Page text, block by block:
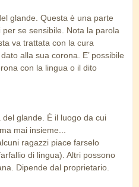
glande. Questa è una parte
se sensibile. Nota la parola
va trattata con la cura
alla sua corona. E’ possibile
con la lingua o il dito
del glande. È il luogo da cui
mai insieme...
ragazzi piace farselo
di lingua). Altri possono
Dipende dal proprietario.